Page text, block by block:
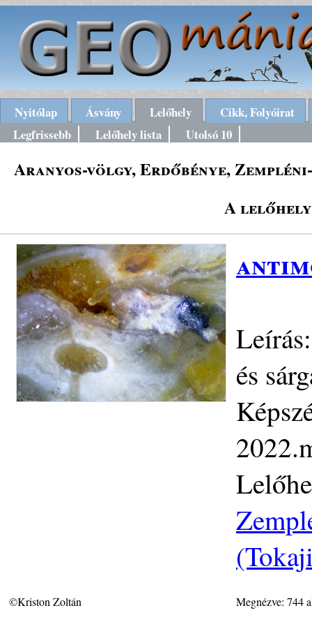
Nyitólap Ásvány Lelőhely
Cikk, Folyóirat
Legfrissebb
Lelőhely lista Utolsó 10
Aranyos-völgy, Erdőbénye,
A lelőhely
és
©Kriston Zoltán Megnézve: 744